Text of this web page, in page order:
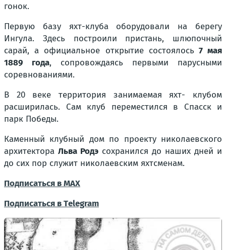
гонок.
Первую базу яхт-клуба оборудовали на берегу
Ингула. Здесь построили пристань, шлюпочный
сарай, а официальное открытие состоялось 7 мая
1889 года, сопровождаясь первыми парусными
соревнованиями.
В 20 веке территория занимаемая яхт- клубом
расширилась. Сам клуб переместился в Спасск и
парк Победы.
Каменный клубный дом по проекту николаевского
архитектора Льва Родэ сохранился до наших дней и
до сих пор служит николаевским яхтсменам.
Подписаться в МАХ
Подписаться в Тelegram